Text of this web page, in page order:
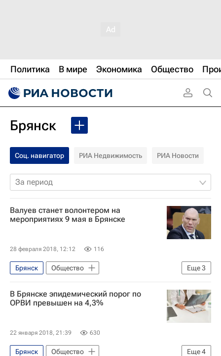
Политика В мире Экономика Общество
Брянск
Соц. навигатор РИА Недвижимость РИА Новости
За период
Валуев станет волонтером на
мероприятиях 9 мая в Брянске
28 февраля 2018, 12:12 116
Еще3
Брянск
Общество
Школа волонтера
Николай Валуев
Волонтерство в России
В Брянске эпидемический порог по
ОРВИ превышен на 4,3%
22 января 2018, 21:39 630
Еще4
Брянск
Общество